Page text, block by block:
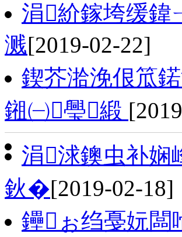
涓紒鎵垮缓鍏
溅[2019-02-22]
鍥芥湁浼佷笟
鎺㈠璺緞
涓浗鐭虫补娴
鈥�[2019-02-18]
鑸ぉ绉戞妧闆